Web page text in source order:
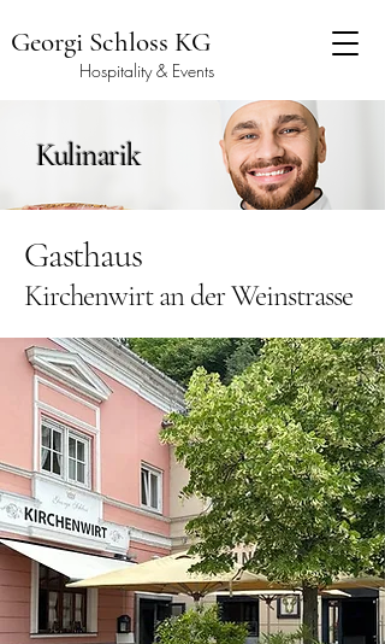
Georgi Schloss KG
Hospitality & Events
Kulinarik
Gasthaus
Kirchenwirt an der Weinstrasse